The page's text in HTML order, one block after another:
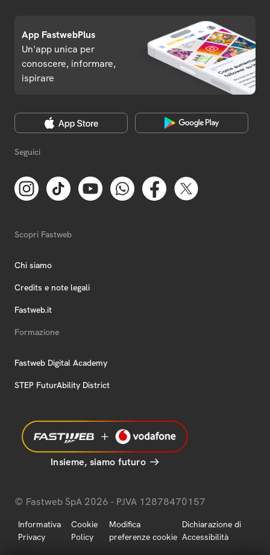
App FastwebPlus
Un'app unica per
conoscere, informare,
ispirare
Seguici
Scopri Fastweb
Chi siamo
Credits e note legali
Fastweb.it
Formazione
Fastweb Digital Academy
STEP FuturAbility District
Insieme, siamo futuro
© Fastweb SpA 2026 - P.IVA 12878470157
Informativa
Privacy
Cookie
Policy
Modifica
preferenze cookie
Dichiarazione di
Accessibilità